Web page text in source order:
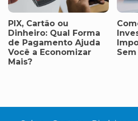
PIX, Cartão ou
Dinheiro: Qual Forma
de Pagamento Ajuda
Você a Economizar
Mais?